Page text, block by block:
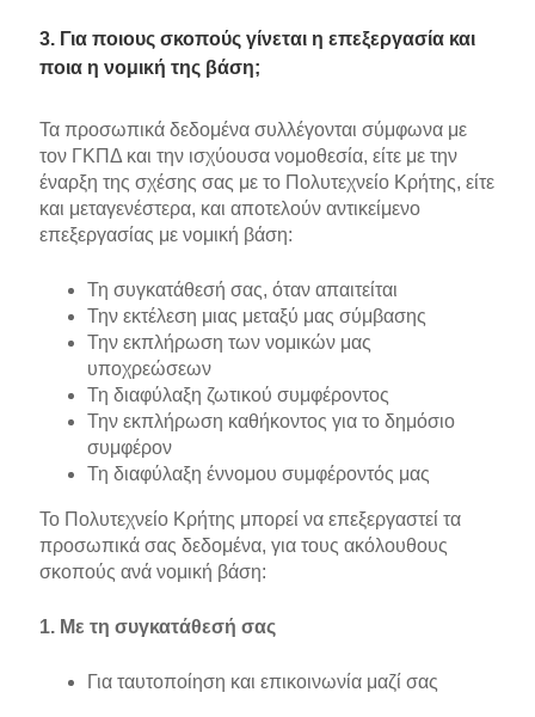
3. Για ποιους σκοπούς γίνεται η επεξεργασία και
ποια η νομική της βάση;
Τα προσωπικά δεδομένα συλλέγονται σύμφωνα με
τον ΓΚΠΔ και την ισχύουσα νομοθεσία, είτε με την
έναρξη της σχέσης σας με το Πολυτεχνείο Κρήτης, είτε
και μεταγενέστερα, και αποτελούν αντικείμενο
επεξεργασίας με νομική βάση:
Τη συγκατάθεσή σας, όταν απαιτείται
Την εκτέλεση μιας μεταξύ μας σύμβασης
Την εκπλήρωση των νομικών μας
υποχρεώσεων
Τη διαφύλαξη ζωτικού συμφέροντος
Την εκπλήρωση καθήκοντος για το δημόσιο
συμφέρον
Τη διαφύλαξη έννομου συμφέροντός μας
Το Πολυτεχνείο Κρήτης μπορεί να επεξεργαστεί τα
προσωπικά σας δεδομένα, για τους ακόλουθους
σκοπούς ανά νομική βάση:
1. Με τη συγκατάθεσή σας
Για ταυτοποίηση και επικοινωνία μαζί σας